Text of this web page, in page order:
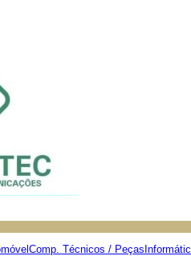
Comp. Técnicos / Peças